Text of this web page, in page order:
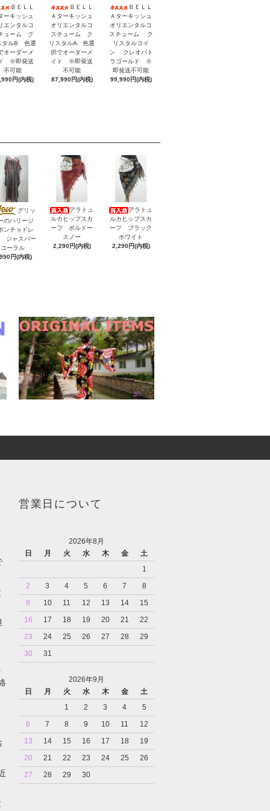
ＢＥＬＬ
ーキッシュ
エンタルコ
ューム ク
タルB 色選
オーダーメ
※即発送
不可能
円(内税)
ＢＥＬＬ
Ａターキッシュ
オリエンタルコ
スチューム ク
リスタルA 色選
択でオーダーメ
イド ※即発送
不可能
87,990円(内税)
ＢＥＬＬ
Ａターキッシュ
オリエンタルコ
スチューム ク
リスタルコイ
ン クレオパト
ラゴールド ※
即発送不可能
99,990円(内税)
グリッ
のハリージ
ンチョドレ
ジャスパー
コーラル
円(内税)
アラトュ
ルカヒップスカ
ーフ ボルドー
スノー
2,290円(内税)
アラトュ
ルカヒップスカ
ーフ ブラック
ホワイト
2,290円(内税)
営業日について
2026年8月
日
月 火 水 木 金
土
1
2
3 4 5 6 7
8
9
10 11 12 13 14
15
16
17 18 19 20 21
22
23
24 25 26 27 28
29
30
31
2026年9月
日
月 火 水 木 金
土
1
2 3 4
5
6
7 8 9 10 11
12
13
14 15 16 17 18
19
20
21 22 23 24 25
26
27
28 29 30